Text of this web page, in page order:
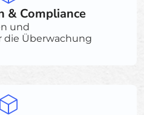
& Compliance
und
Überwachung